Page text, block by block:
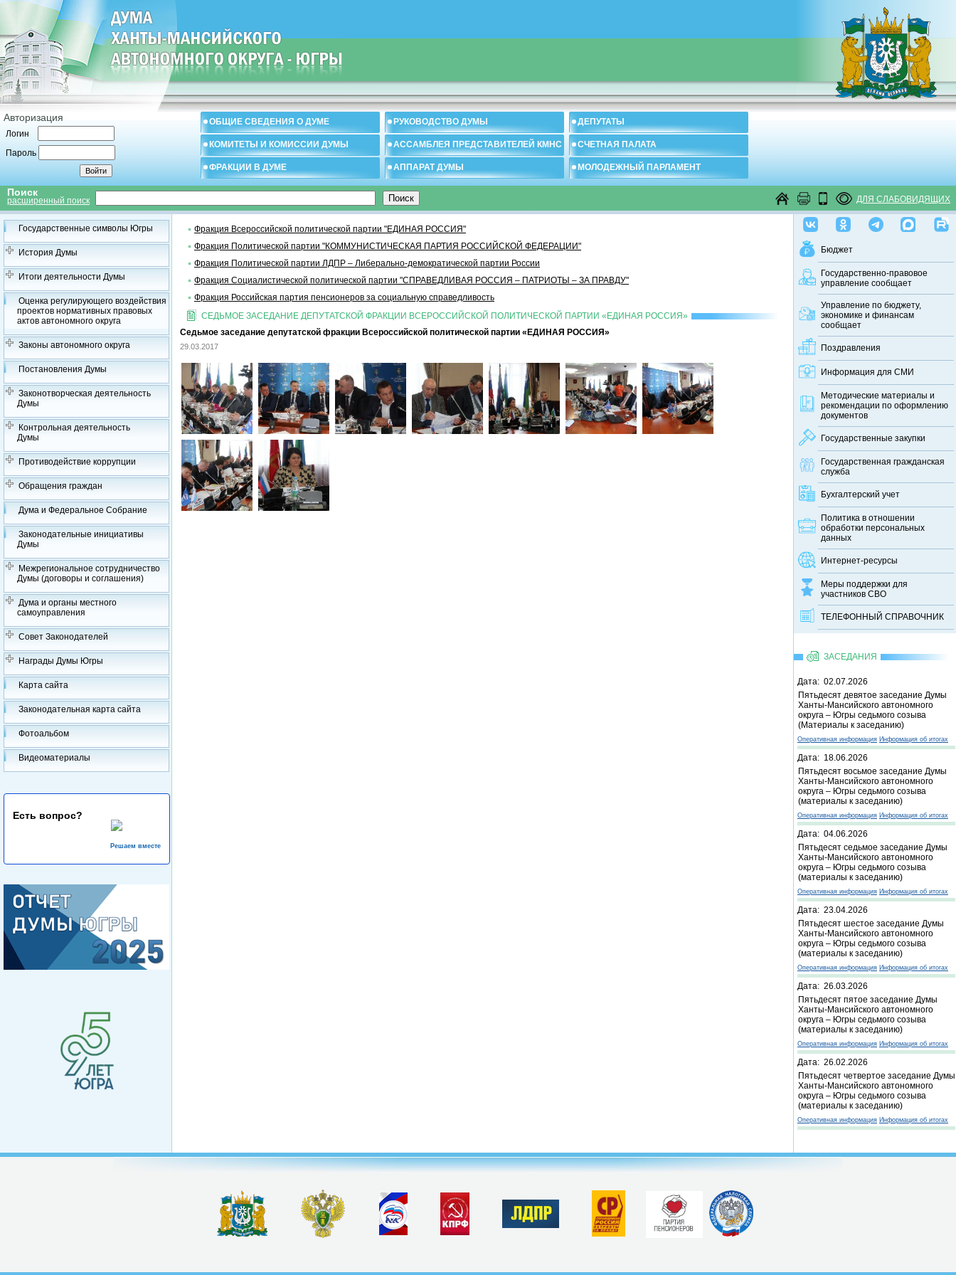
Авторизация
Логин
Пароль
ОБЩИЕ СВЕДЕНИЯ О ДУМЕ РУКОВОДСТВО ДУМЫ ДЕПУТАТЫ
КОМИТЕТЫ И КОМИССИИ ДУМЫ АССАМБЛЕЯ ПРЕДСТАВИТЕЛЕЙ КМНС СЧЕТНАЯ ПАЛАТА
ФРАКЦИИ В ДУМЕ АППАРАТ ДУМЫ МОЛОДЕЖНЫЙ ПАРЛАМЕНТ
Поиск
расширенный поиск ДЛЯ СЛАБОВИДЯЩИХ
Государственные символы Югры
История Думы
Итоги деятельности Думы
Оценка регулирующего воздействия
проектов нормативных правовых
актов автономного округа
Законы автономного округа
Постановления Думы
Законотворческая деятельность
Думы
Контрольная деятельность
Думы
Противодействие коррупции
Обращения граждан
Дума и Федеральное Собрание
Законодательные инициативы
Думы
Межрегиональное сотрудничество
Думы (договоры и соглашения)
Дума и органы местного
самоуправления
Совет Законодателей
Награды Думы Югры
Карта сайта
Законодательная карта сайта
Фотоальбом
Видеоматериалы
Есть вопрос?
Решаем вместе
Бюджет
Государственно-правовое
управление сообщает
Управление по бюджету,
экономике и финансам
сообщает
Поздравления
Информация для СМИ
Методические материалы и
рекомендации по оформлению
документов
Государственные закупки
Государственная гражданская
служба
Бухгалтерский учет
Политика в отношении
обработки персональных
данных
Интернет-ресурсы
Меры поддержки для
участников СВО
ТЕЛЕФОННЫЙ CПРАВОЧНИК
ЗАСЕДАНИЯ
Дата: 02.07.2026
Пятьдесят девятое заседание Думы
Ханты-Мансийского автономного
округа – Югры седьмого созыва
(Материалы к заседанию)
Оперативная информация Информация об итогах
Дата: 18.06.2026
Пятьдесят восьмое заседание Думы
Ханты-Мансийского автономного
округа – Югры седьмого созыва
(материалы к заседанию)
Оперативная информация Информация об итогах
Дата: 04.06.2026
Пятьдесят седьмое заседание Думы
Ханты-Мансийского автономного
округа – Югры седьмого созыва
(материалы к заседанию)
Оперативная информация Информация об итогах
Дата: 23.04.2026
Пятьдесят шестое заседание Думы
Ханты-Мансийского автономного
округа – Югры седьмого созыва
(материалы к заседанию)
Оперативная информация Информация об итогах
Дата: 26.03.2026
Пятьдесят пятое заседание Думы
Ханты-Мансийского автономного
округа – Югры седьмого созыва
(материалы к заседанию)
Оперативная информация Информация об итогах
Дата: 26.02.2026
Пятьдесят четвертое заседание Думы
Ханты-Мансийского автономного
округа – Югры седьмого созыва
(материалы к заседанию)
Оперативная информация Информация об итогах
Фракция Всероссийской политической партии "ЕДИНАЯ РОССИЯ"
Фракция Политической партии "КОММУНИСТИЧЕСКАЯ ПАРТИЯ РОССИЙСКОЙ ФЕДЕРАЦИИ"
Фракция Политической партии ЛДПР – Либерально-демократической партии России
Фракция Социалистической политической партии "СПРАВЕДЛИВАЯ РОССИЯ – ПАТРИОТЫ – ЗА ПРАВДУ"
Фракция Российская партия пенсионеров за социальную справедливость
СЕДЬМОЕ ЗАСЕДАНИЕ ДЕПУТАТСКОЙ ФРАКЦИИ ВСЕРОССИЙСКОЙ ПОЛИТИЧЕСКОЙ ПАРТИИ «ЕДИНАЯ РОССИЯ»
Седьмое заседание депутатской фракции Всероссийской политической партии «ЕДИНАЯ РОССИЯ»
29.03.2017